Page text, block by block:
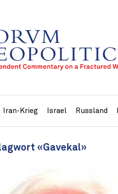
Iran-Krieg Israel Russland
«Gavekal»